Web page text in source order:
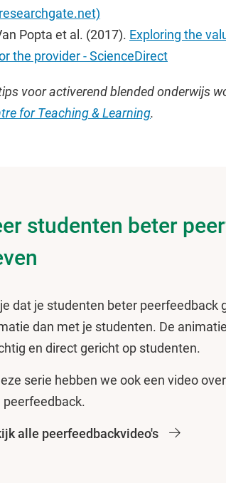
Popta et al. (2017). Exploring the
the provider - ScienceDirect
voor activerend blended onderwijs
for Teaching & Learning.
studenten beter
dat je studenten beter peerfeedback
dan met je studenten. De
en direct gericht op studenten.
serie hebben we ook een video
peerfeedback.
alle peerfeedbackvideo's